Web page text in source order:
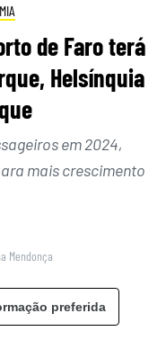
de Faro terá
Helsínquia
em 2024,
mais crescimento
Mendonça
preferida